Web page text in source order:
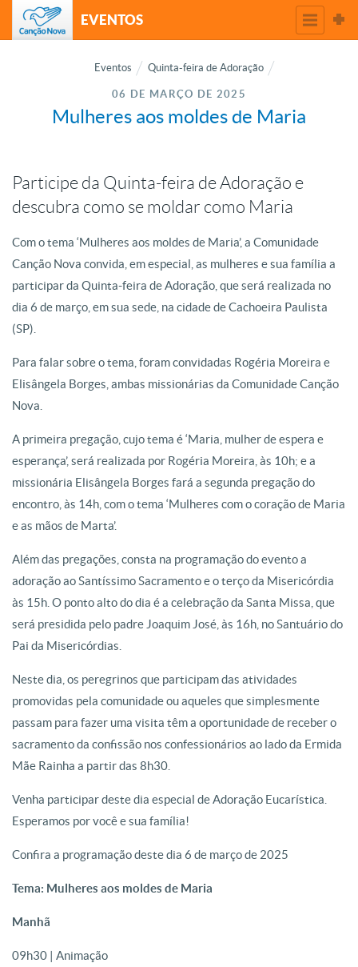
EVENTOS
Eventos Quinta-feira de Adoração
06 DE MARÇO DE 2025
Mulheres aos moldes de Maria
Participe da Quinta-feira de Adoração e
descubra como se moldar como Maria
Com o tema ‘Mulheres aos moldes de Maria’, a Comunidade
Canção Nova convida, em especial, as mulheres e sua família a
participar da Quinta-feira de Adoração, que será realizada no
dia 6 de março, em sua sede, na cidade de Cachoeira Paulista
(SP).
Para falar sobre o tema, foram convidadas Rogéria Moreira e
Elisângela Borges, ambas missionárias da Comunidade Canção
Nova.
A primeira pregação, cujo tema é ‘Maria, mulher de espera e
esperança’, será realizada por Rogéria Moreira, às 10h; e a
missionária Elisângela Borges fará a segunda pregação do
encontro, às 14h, com o tema ‘Mulheres com o coração de Maria
e as mãos de Marta’.
Além das pregações, consta na programação do evento a
adoração ao Santíssimo Sacramento e o terço da Misericórdia
às 15h. O ponto alto do dia é a celebração da Santa Missa, que
será presidida pelo padre Joaquim José, às 16h, no Santuário do
Pai da Misericórdias.
Neste dia, os peregrinos que participam das atividades
promovidas pela comunidade ou aqueles que simplesmente
passam para fazer uma visita têm a oportunidade de receber o
sacramento da confissão nos confessionários ao lado da Ermida
Mãe Rainha a partir das 8h30.
Venha participar deste dia especial de Adoração Eucarística.
Esperamos por você e sua família!
Confira a programação deste dia 6 de março de 2025
Tema: Mulheres aos moldes de Maria
Manhã
09h30 | Animação